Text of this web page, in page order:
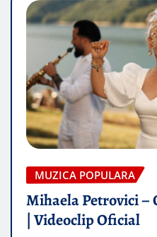
MUZICA POPULARA
Mihaela Petrovici –
| Videoclip Oficial